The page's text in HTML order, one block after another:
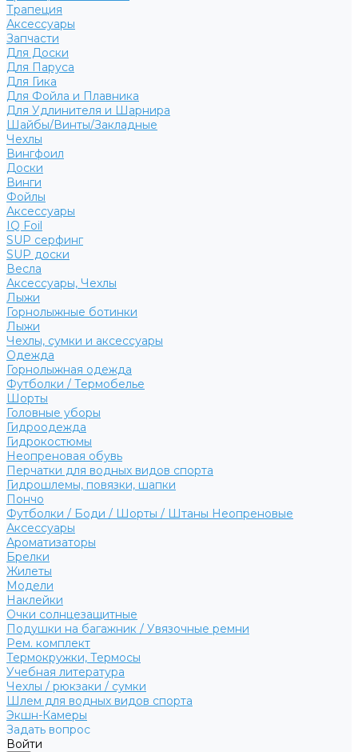
Трапеция
Аксессуары
Запчасти
Для Доски
Для Паруса
Для Гика
Для Фойла и Плавника
Для Удлинителя и Шарнира
Шайбы/Винты/Закладные
Чехлы
Вингфоил
Доски
Винги
Фойлы
Аксессуары
IQ Foil
SUP серфинг
SUP доски
Весла
Аксессуары, Чехлы
Лыжи
Горнолыжные ботинки
Лыжи
Чехлы, сумки и аксессуары
Одежда
Горнолыжная одежда
Футболки / Термобелье
Шорты
Головные уборы
Гидроодежда
Гидрокостюмы
Неопреновая обувь
Перчатки для водных видов спорта
Гидрошлемы, повязки, шапки
Пончо
Футболки / Боди / Шорты / Штаны Неопреновые
Аксессуары
Ароматизаторы
Брелки
Жилеты
Модели
Наклейки
Очки солнцезащитные
Подушки на багажник / Увязочные ремни
Рем. комплект
Термокружки, Термосы
Учебная литература
Чехлы / рюкзаки / сумки
Шлем для водных видов спорта
Экшн-Камеры
Задать вопрос
Войти